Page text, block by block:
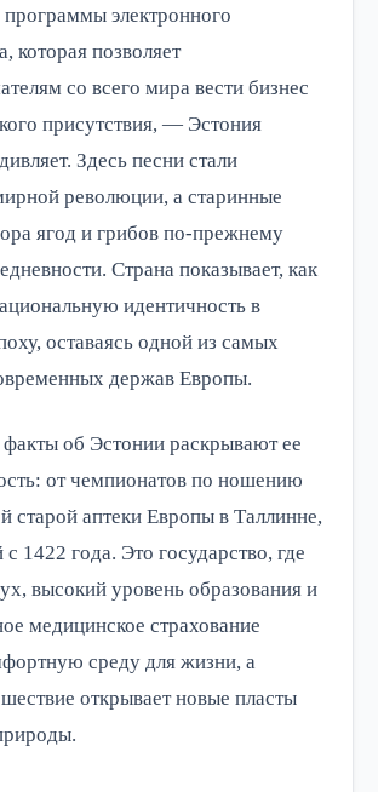
электронного
которая позволяет
со всего мира вести бизнес
присутствия, — Эстония
Здесь песни стали
революции, а старинные
ягод и грибов по-прежнему
Страна показывает, как
идентичность в
оставаясь одной из самых
держав Европы.
об Эстонии раскрывают ее
от чемпионатов по ношению
старой аптеки Европы в Таллинне,
1422 года. Это государство, где
высокий уровень образования и
медицинское страхование
среду для жизни, а
открывает новые пласты